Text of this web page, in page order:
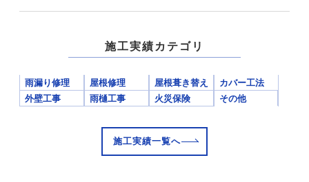
施工実績カテゴリ
雨漏り修理 屋根修理 屋根葺き替え
カバー工法
外壁工事
雨樋工事 火災保険 その他
施工実績一覧へ